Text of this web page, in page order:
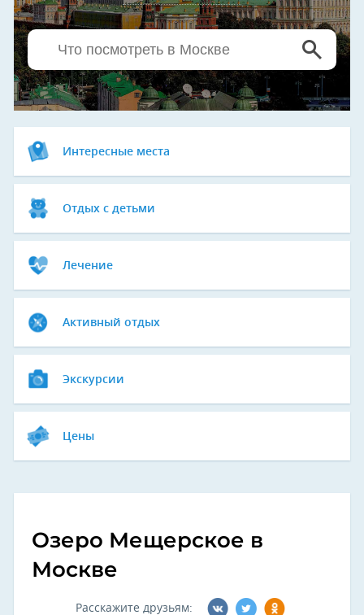
Интересные места
Отдых с детьми
Лечение
Активный отдых
Экскурсии
Цены
Озеро Мещерское в
Москве
Расскажите друзьям: